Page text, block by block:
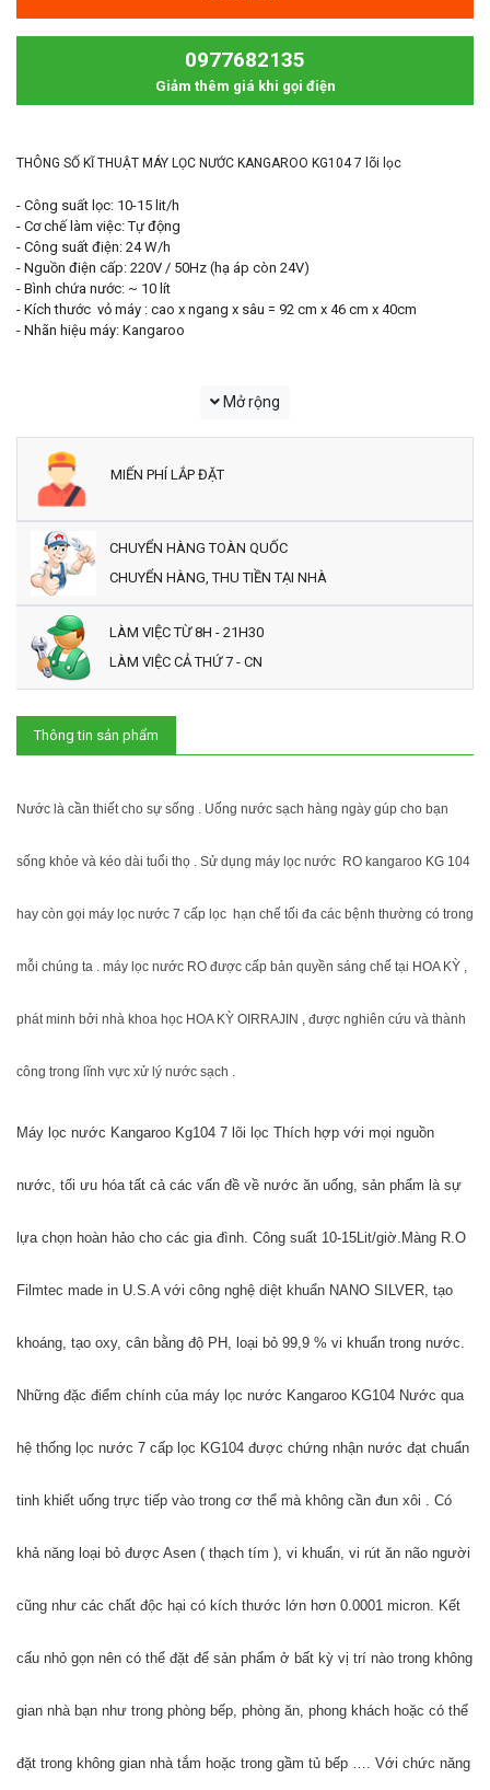
0977682135
Giảm thêm giá khi gọi điện
THÔNG SỐ KĨ THUẬT MÁY LỌC NƯỚC KANGAROO KG104 7 lõi lọc
- Công suất lọc: 10-15 lit/h
- Cơ chế làm việc: Tự động
- Công suất điện: 24 W/h
- Nguồn điện cấp: 220V / 50Hz (hạ áp còn 24V)
- Bình chứa nước: ~ 10 lít
- Kích thước vỏ máy : cao x ngang x sâu = 92 cm x 46 cm x 40cm
- Nhãn hiệu máy: Kangaroo
Mở rộng
MIẾN PHÍ LẮP ĐẶT
CHUYỂN HÀNG TOÀN QUỐC
CHUYỂN HÀNG, THU TIỀN TẠI NHÀ
LÀM VIỆC TỪ 8H - 21H30
LÀM VIỆC CẢ THỨ 7 - CN
Thông tin sản phẩm
Nước là cần thiết cho sự sống . Uống nước sạch hàng ngày gúp cho bạn
sống khỏe và kéo dài tuổi thọ . Sử dụng máy lọc nước RO kangaroo KG 104
hay còn gọi máy lọc nước 7 cấp lọc hạn chế tối đa các bệnh thường có trong
mỗi chúng ta . máy lọc nước RO được cấp bản quyền sáng chế tại HOA KỲ ,
phát minh bởi nhà khoa học HOA KỲ OIRRAJIN , được nghiên cứu và thành
công trong lĩnh vực xử lý nước sạch .
Máy lọc nước Kangaroo Kg104 7 lõi lọc Thích hợp với mọi nguồn
nước, tối ưu hóa tất cả các vấn đề về nước ăn uống, sản phẩm là sự
lựa chọn hoàn hảo cho các gia đình. Công suất 10-15Lit/giờ.Màng R.O
Filmtec made in U.S.A với công nghệ diệt khuẩn NANO SILVER, tạo
khoáng, tạo oxy, cân bằng độ PH, loại bỏ 99,9 % vi khuẩn trong nước.
Những đặc điểm chính của máy lọc nước Kangaroo KG104 Nước qua
hệ thống lọc nước 7 cấp lọc KG104 được chứng nhận nước đạt chuẩn
tinh khiết uống trực tiếp vào trong cơ thể mà không cần đun xôi . Có
khả năng loại bỏ được Asen ( thạch tím ), vi khuẩn, vi rút ăn não người
cũng như các chất độc hại có kích thước lớn hơn 0.0001 micron. Kết
cấu nhỏ gọn nên có thể đặt để sản phẩm ở bất kỳ vị trí nào trong không
gian nhà bạn như trong phòng bếp, phòng ăn, phong khách hoặc có thể
đặt trong không gian nhà tắm hoặc trong gầm tủ bếp …. Với chức năng